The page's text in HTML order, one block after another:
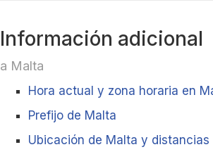
Información adicional
a Malta
Hora actual y zona horaria en
Prefijo de Malta
Ubicación de Malta y distancias